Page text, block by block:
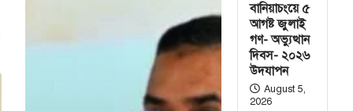
বানিয়াচংয়ে ৫
আগষ্ট জুলাই
গণ- অভ্যুত্থান
দিবস- ২০২৬
উদযাপন
August 5,
2026